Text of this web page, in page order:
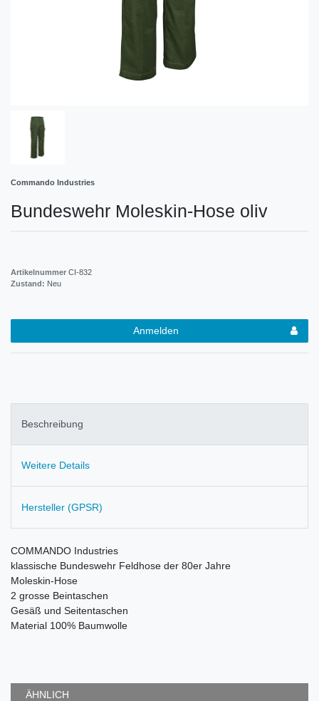
Commando Industries
Bundeswehr Moleskin-Hose oliv
Artikelnummer CI-832
Zustand: Neu
Anmelden
Beschreibung
Weitere Details
Hersteller (GPSR)
COMMANDO Industries
klassische Bundeswehr Feldhose der 80er Jahre
Moleskin-Hose
2 grosse Beintaschen
Gesäß und Seitentaschen
Material 100% Baumwolle
ÄHNLICH